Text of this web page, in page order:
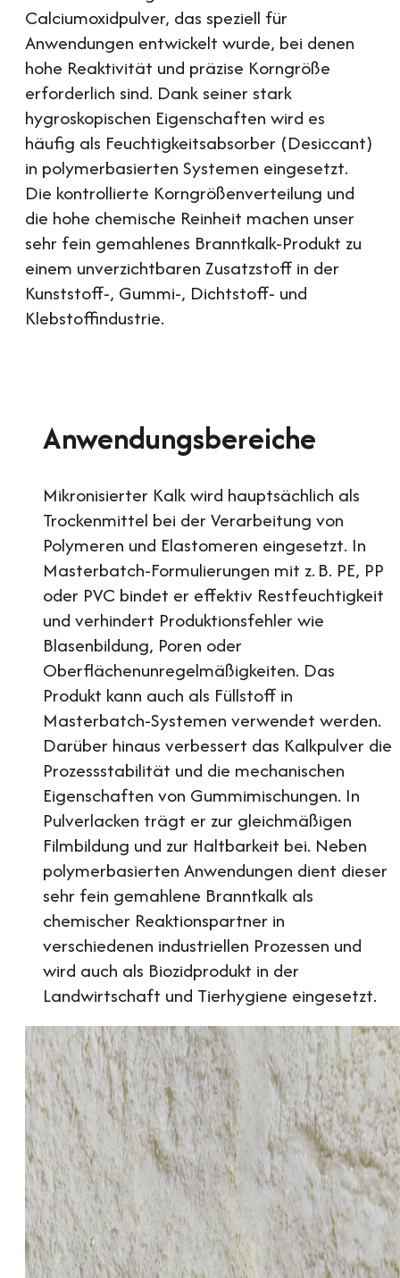
Calciumoxidpulver, das speziell für
Anwendungen entwickelt wurde, bei denen
hohe Reaktivität und präzise Korngröße
erforderlich sind. Dank seiner stark
hygroskopischen Eigenschaften wird es
häufig als Feuchtigkeitsabsorber (Desiccant)
in polymerbasierten Systemen eingesetzt.
Die kontrollierte Korngrößenverteilung und
die hohe chemische Reinheit machen unser
sehr fein gemahlenes Branntkalk-Produkt zu
einem unverzichtbaren Zusatzstoff in der
Kunststoff-, Gummi-, Dichtstoff- und
Klebstoffindustrie.
Anwendungsbereiche
Mikronisierter Kalk wird hauptsächlich als
Trockenmittel bei der Verarbeitung von
Polymeren und Elastomeren eingesetzt. In
Masterbatch-Formulierungen mit z. B. PE, PP
oder PVC bindet er effektiv Restfeuchtigkeit
und verhindert Produktionsfehler wie
Blasenbildung, Poren oder
Oberflächenunregelmäßigkeiten. Das
Produkt kann auch als Füllstoff in
Masterbatch-Systemen verwendet werden.
Darüber hinaus verbessert das Kalkpulver die
Prozessstabilität und die mechanischen
Eigenschaften von Gummimischungen. In
Pulverlacken trägt er zur gleichmäßigen
Filmbildung und zur Haltbarkeit bei. Neben
polymerbasierten Anwendungen dient dieser
sehr fein gemahlene Branntkalk als
chemischer Reaktionspartner in
verschiedenen industriellen Prozessen und
wird auch als Biozidprodukt in der
Landwirtschaft und Tierhygiene eingesetzt.